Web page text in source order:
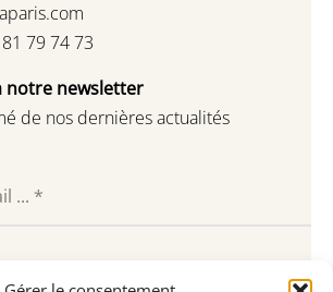
79 74 73
notre newsletter
de nos dernières actualités
Souscrire